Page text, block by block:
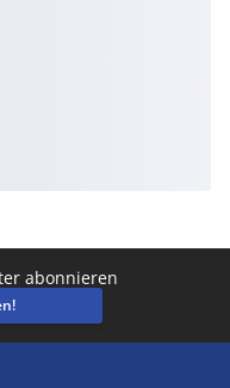
abonnieren